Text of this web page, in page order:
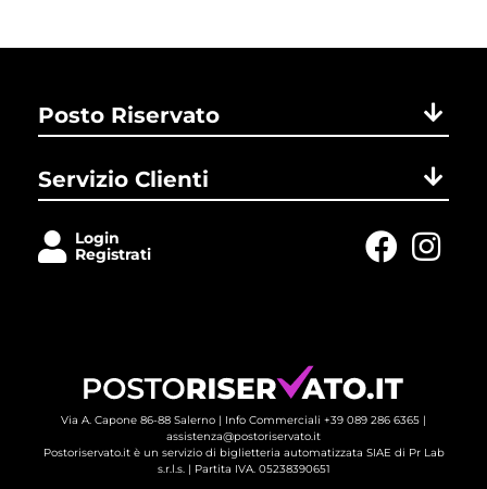
Posto Riservato
Servizio Clienti
Login
Registrati
Via A. Capone 86-88 Salerno | Info Commerciali +39 089 286 6365 |
assistenza@postoriservato.it
Postoriservato.it è un servizio di biglietteria automatizzata SIAE di Pr Lab
s.r.l.s. | Partita IVA. 05238390651